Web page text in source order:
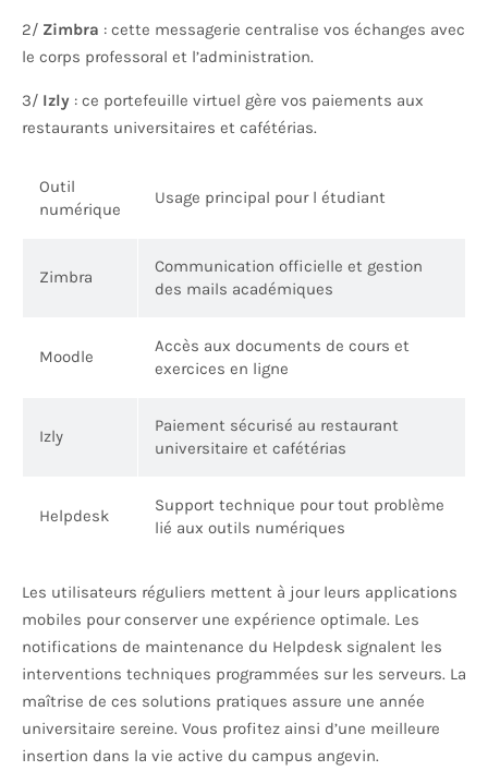
2/ Zimbra : cette messagerie centralise vos échanges avec
le corps professoral et l’administration.
3/ Izly : ce portefeuille virtuel gère vos paiements aux
restaurants universitaires et cafétérias.
Outil
numérique
Usage principal pour l étudiant
Zimbra
Communication officielle et gestion
des mails académiques
Moodle
Accès aux documents de cours et
exercices en ligne
Izly
Paiement sécurisé au restaurant
universitaire et cafétérias
Helpdesk
Support technique pour tout problème
lié aux outils numériques
Les utilisateurs réguliers mettent à jour leurs applications
mobiles pour conserver une expérience optimale. Les
notifications de maintenance du Helpdesk signalent les
interventions techniques programmées sur les serveurs. La
maîtrise de ces solutions pratiques assure une année
universitaire sereine. Vous profitez ainsi d’une meilleure
insertion dans la vie active du campus angevin.